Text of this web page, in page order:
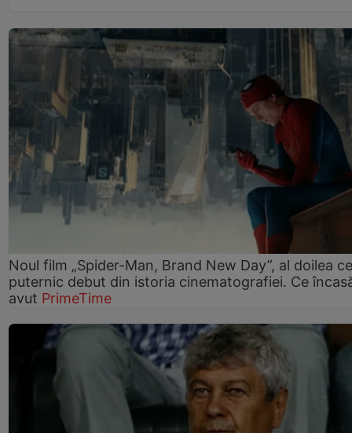
Noul film „Spider-Man, Brand New Day”, al doilea
puternic debut din istoria cinematografiei. Ce
avut PrimeTime